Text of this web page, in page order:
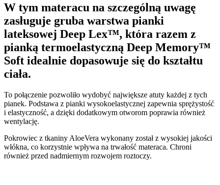
W tym materacu na szczególną uwagę
zasługuje gruba warstwa pianki
lateksowej Deep Lex™, która razem z
pianką termoelastyczną Deep Memory™
Soft idealnie dopasowuje się do kształtu
ciała.
To połączenie pozwoliło wydobyć największe atuty każdej z tych
pianek. Podstawa z pianki wysokoelastycznej zapewnia sprężystość
i elastyczność, a dzięki dodatkowym otworom poprawia również
wentylację.
Pokrowiec z tkaniny AloeVera wykonany został z wysokiej jakości
włókna, co korzystnie wpływa na trwałość materaca. Chroni
również przed nadmiernym rozwojem roztoczy.